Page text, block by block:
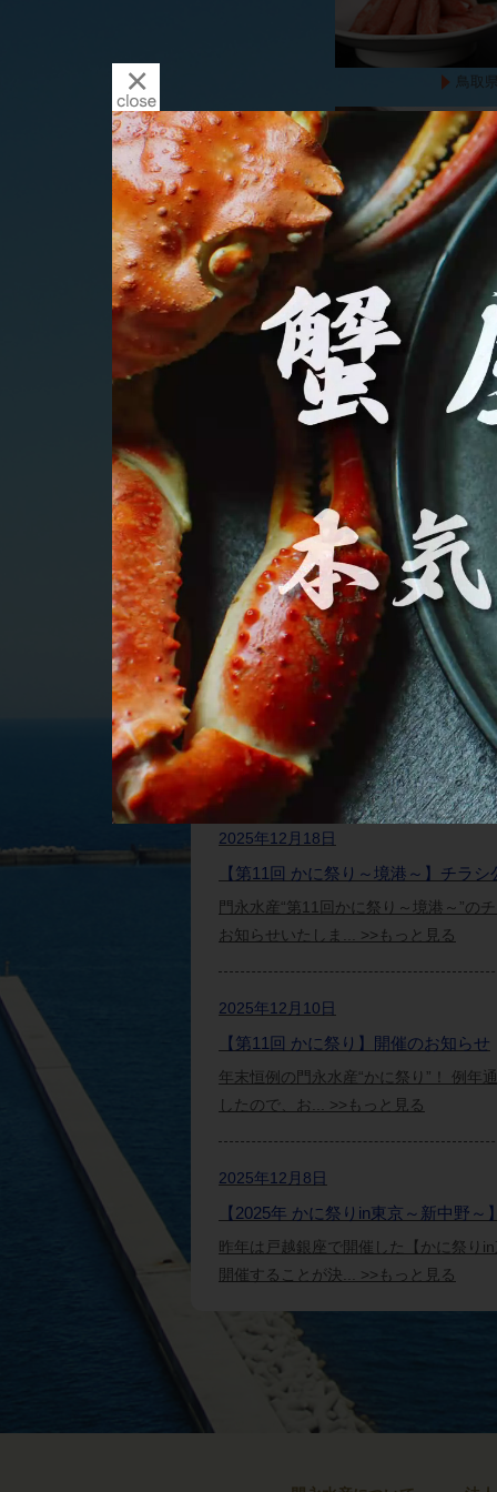
鳥取
鳥取県
かにの種類は？どこで獲
ニュース・トピックス
2025年12月18日
【第11回 かに祭り～境港～】チラ
門永水産“第11回かに祭り～境港～”の
お知らせいたしま... >>もっと見る
2025年12月10日
【第11回 かに祭り】開催のお知らせ
年末恒例の門永水産“かに祭り”！ 例年
したので、お... >>もっと見る
2025年12月8日
【2025年 かに祭りin東京～新中野
昨年は戸越銀座で開催した【かに祭り
開催することが決... >>もっと見る